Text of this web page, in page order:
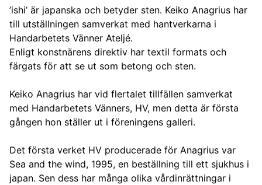
’ishi’ är japanska och betyder sten. Keiko Anagrius har
till utställningen samverkat med hantverkarna i
Handarbetets Vänner Ateljé.
Enligt konstnärens direktiv har textil formats och
färgats för att se ut som betong och sten.
Keiko Anagrius har vid flertalet tillfällen samverkat
med Handarbetets Vänners, HV, men detta är första
gången hon ställer ut i föreningens galleri.
Det första verket HV producerade för Anagrius var
Sea and the wind, 1995, en beställning till ett sjukhus i
japan. Sen dess har många olika vårdinrättningar i